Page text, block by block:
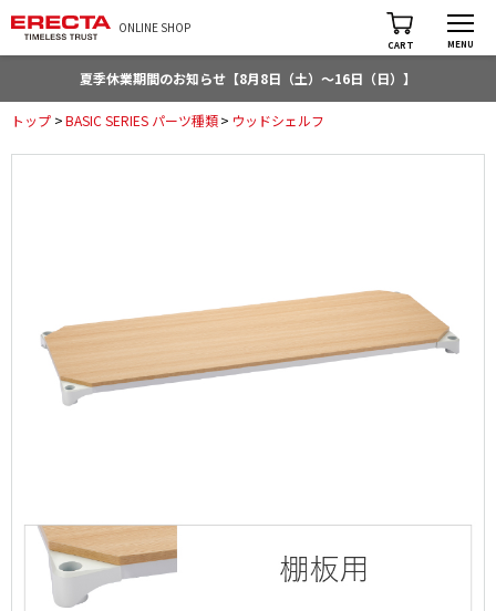
ONLINE SHOP
CART MENU
夏季休業期間のお知らせ【8月8日（土）～16日（日）】
トップ >BASIC SERIES パーツ種類> ウッドシェルフ